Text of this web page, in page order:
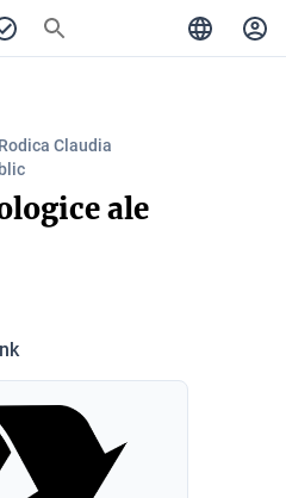
Claudia
ale